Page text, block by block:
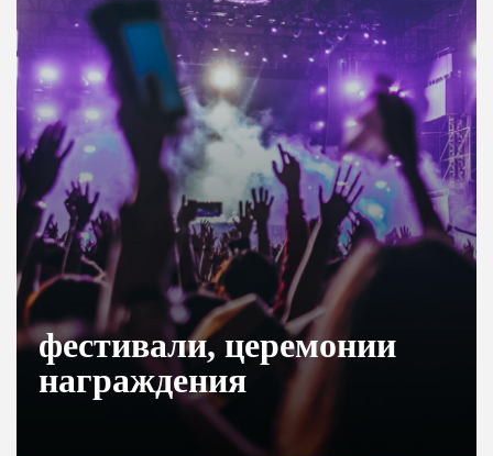
фестивали, церемонии
награждения